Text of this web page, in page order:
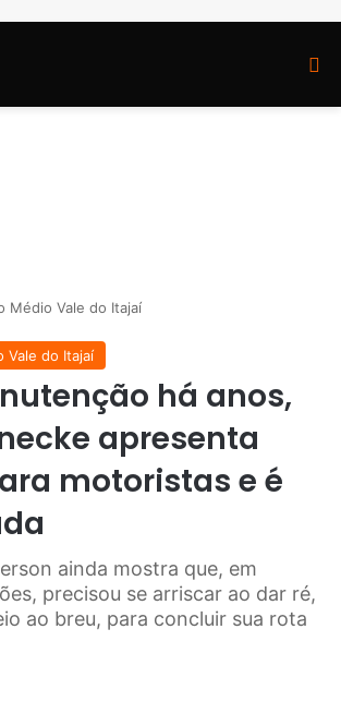
Médio Vale do Itajaí
Vale do Itajaí
há anos,
apresenta
motoristas e é
ainda mostra que, em
precisou se arriscar ao dar ré,
ao breu, para concluir sua rota